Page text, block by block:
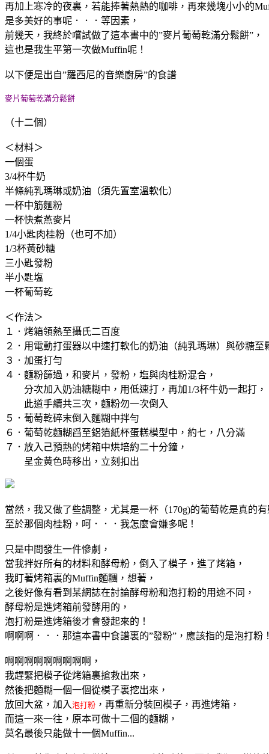
再加上寒冷的夜裏，若能捧著熱熱的咖啡，再來幾塊小小的
是多美好的事呢．．．等因素，
前幾天，我終於嚐試做了這本書中的”麥片葡萄乾滿分鬆餅”，
這也是我生平第一次做Muffin呢！
以下便是出自”羅西尼的音樂廚房”的食譜
麥片葡萄乾滿分鬆餅
（十二個）
＜材料＞
一個蛋
3/4杯牛奶
半條純乳瑪琳或奶油（須先置室溫軟化）
一杯中筋麵粉
一杯快煮燕麥片
1/4小匙肉桂粉（也可不加）
1/3杯黃砂糖
三小匙發粉
半小匙塩
一杯葡萄乾
＜作法＞
１．烤箱領熱至攝氏二百度
２．用電動打蛋器以中速打軟化的奶油（純乳瑪琳）與砂糖至
３．加蛋打勻
４．麵粉篩過，和麥片，發粉，塩與肉桂粉混合，
分次加入奶油糖糊中，用低速打，再加1/3杯牛奶一起打，
此道手續共三次，麵粉勿一次倒入
５．葡萄乾碎末倒入麵糊中拌勻
６．葡萄乾麵糊舀至鋁箔紙杯蛋糕模型中，約七，八分滿
７．放入己預熱的烤箱中烘培約二十分鐘，
呈金黃色時移出，立刻扣出
當然，我又做了些調整，尤其是一杯（170g)的葡萄乾是真的
至於那個肉桂粉，呵．．．我怎麼會嫌多呢！
只是中間發生一件慘劇，
當我拌好所有的材料和酵母粉，倒入了模子，進了烤箱，
我盯著烤箱裏的Muffin麵糰，想著，
之後好像有看到某網誌在討論酵母粉和泡打粉的用途不同，
酵母粉是進烤箱前發酵用的，
泡打粉是進烤箱後才會發起來的！
啊啊啊．．．那這本書中食譜裏的”發粉”，應該指的是泡打粉
啊啊啊啊啊啊啊啊啊，
我趕緊把模子從烤箱裏搶救出來，
然後把麵糊一個一個從模子裏挖出來，
放回大盆，加入 泡打粉 ，再重新分裝回模子，再進烤箱，
而這一來一往，原本可做十二個的麵糊，
莫名最後只能做十一個Muffin...